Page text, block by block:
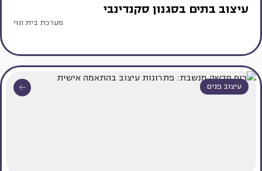
עיצוב בתים בסגנון סקנדינבי
מערכת בית ונוי
עיצוב פנים